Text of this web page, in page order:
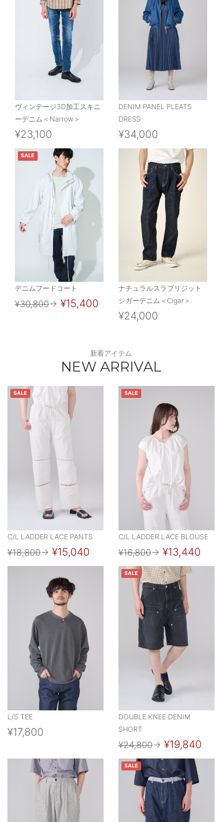
ヴィンテージ3D加工スキニ
ーデニム＜Narrow＞
¥23,100
DENIM PANEL PLEATS
DRESS
¥34,000
SALE
デニムフードコート
¥30,800→ ¥15,400
ナチュラルスラブリジット
シガーデニム＜Cigar＞
¥24,000
新着アイテム
NEW ARRIVAL
SALE
C/L LADDER LACE PANTS
¥18,800→ ¥15,040
SALE
C/L LADDER LACE BLOUSE
¥16,800→ ¥13,440
L/S TEE
¥17,800
SALE
DOUBLE KNEE DENIM
SHORT
¥24,800→ ¥19,840
SALE